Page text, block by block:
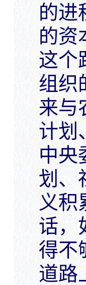
的进
的资
这个
组织
来与
计划
中央
划、
义积
话，
得不
道路